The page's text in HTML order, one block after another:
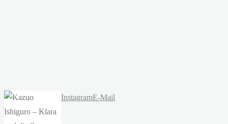
InstagramE-Mail